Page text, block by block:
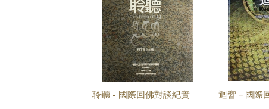
口好、意好
喜、給人信
人方便 「五
樂觀、愛心
施、持戒、
定、智慧
聆聽 - 國際回佛對談紀實 迴響－國際